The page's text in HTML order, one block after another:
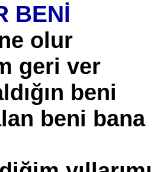
BENİ
olur
geri ver
beni
beni bana